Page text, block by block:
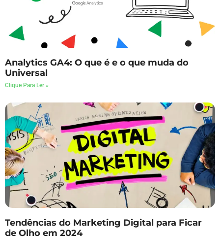
Analytics GA4: O que é e o que muda do
Universal
Clique Para Ler »
Tendências do Marketing Digital para Ficar
de Olho em 2024